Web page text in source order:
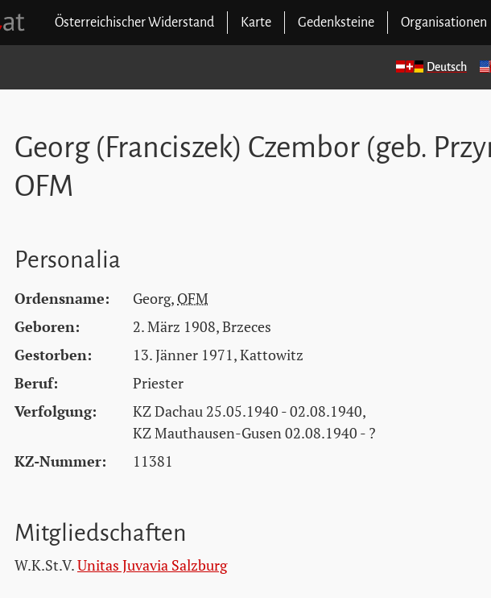
Österreichischer Widerstand Karte Gedenksteine Organisationen
Deutsch
Georg (Franciszek) Czembor (geb.
OFM
Personalia
Ordensname: Georg, OFM
Geboren:
2. März 1908, Brzeces
Gestorben:
13. Jänner 1971, Kattowitz
Beruf:
Priester
Verfolgung:
KZ Dachau 25.05.1940 - 02.08.1940,
KZ Mauthausen-Gusen 02.08.1940 - ?
KZ-Nummer:
11381
Mitgliedschaften
W.K.St.V.Unitas Juvavia Salzburg